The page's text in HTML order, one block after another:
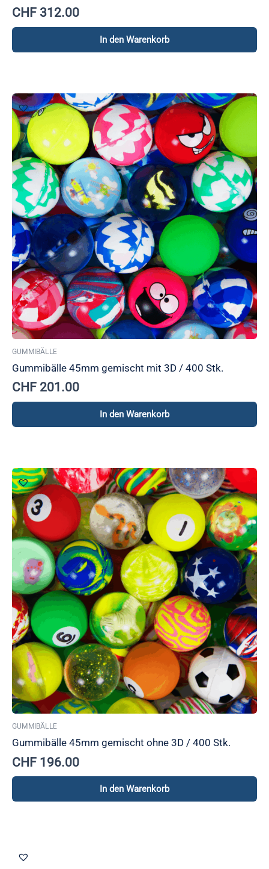
CHF 312.00
In den Warenkorb
GUMMIBÄLLE
Gummibälle 45mm gemischt mit 3D / 400 Stk.
CHF 201.00
In den Warenkorb
GUMMIBÄLLE
Gummibälle 45mm gemischt ohne 3D / 400 Stk.
CHF 196.00
In den Warenkorb